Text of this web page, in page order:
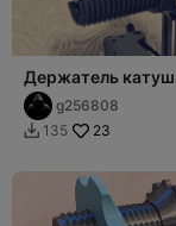
Держатель
3D принтера
g256808
 135 23